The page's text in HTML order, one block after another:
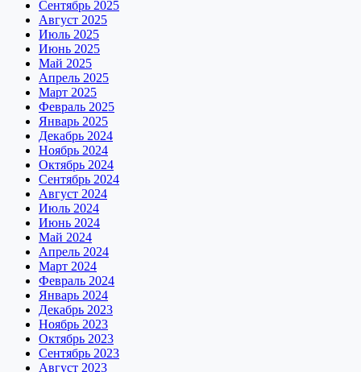
Сентябрь 2025
Август 2025
Июль 2025
Июнь 2025
Май 2025
Апрель 2025
Март 2025
Февраль 2025
Январь 2025
Декабрь 2024
Ноябрь 2024
Октябрь 2024
Сентябрь 2024
Август 2024
Июль 2024
Июнь 2024
Май 2024
Апрель 2024
Март 2024
Февраль 2024
Январь 2024
Декабрь 2023
Ноябрь 2023
Октябрь 2023
Сентябрь 2023
Август 2023